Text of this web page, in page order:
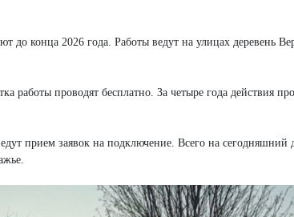
до конца 2026 года. Работы ведут на улицах деревень
проводят бесплатно. За четыре года действия
прием заявок на подключение. Всего на сегодняшний